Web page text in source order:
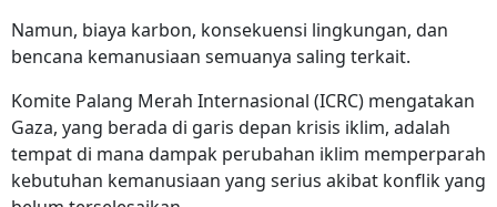
Namun, biaya karbon, konsekuensi lingkungan, dan
bencana kemanusiaan semuanya saling terkait.
Komite Palang Merah Internasional (ICRC) mengatakan
Gaza, yang berada di garis depan krisis iklim, adalah
tempat di mana dampak perubahan iklim memperparah
kebutuhan kemanusiaan yang serius akibat konflik yang